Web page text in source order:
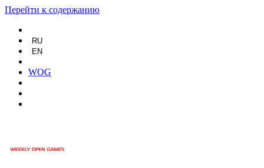
Перейти к содержанию
RU
EN
WOG